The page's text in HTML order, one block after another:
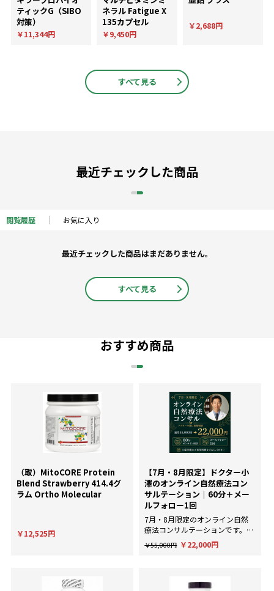
ティックG（SIBO
対策）
￥11,344円
ネラル Fatigue X
135カプセル
￥9,450円
￥2,688円
すべて見る
最近チェックした商品
閲覧履歴 お気に入り
最近チェックした商品はまだありません。
すべて見る
おすすめ商品
（取）MitoCORE Protein
Blend Strawberry 414.4グ
ラム Ortho Molecular
￥12,525円
【7月・8月限定】ドクター小
澤のオンライン自然療法コン
サルテーション｜60分＋メー
ルフォロー1回
7月・8月限定のオンライン自然
療法コンサルテーションです。AI
による一般的な回答ではなく、臨
床経験にもとづいた個別のアドバ
￥55,000円 ￥22,000円